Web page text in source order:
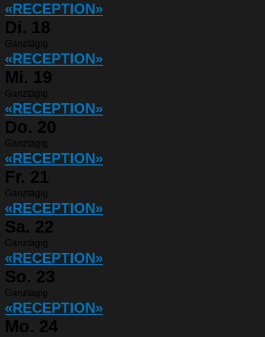
«RECEPTION»
Di. 18
Ganztägig
«RECEPTION»
Mi. 19
Ganztägig
«RECEPTION»
Do. 20
Ganztägig
«RECEPTION»
Fr. 21
Ganztägig
«RECEPTION»
Sa. 22
Ganztägig
«RECEPTION»
So. 23
Ganztägig
«RECEPTION»
Mo. 24